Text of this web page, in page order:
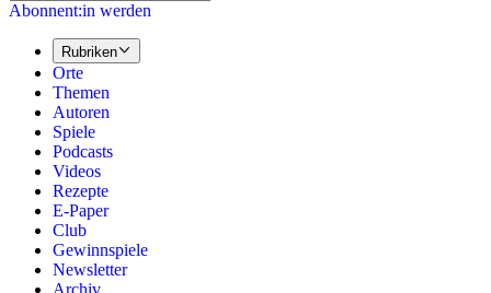
Abonnent:in werden
Rubriken
Orte
Themen
Autoren
Spiele
Podcasts
Videos
Rezepte
E-Paper
Club
Gewinnspiele
Newsletter
Archiv